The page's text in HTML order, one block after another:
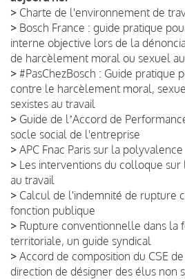
> Charte de l'environnement de
> Bosch France : guide pratique
interne objective lors de la
de harcèlement moral ou sexuel
> #PasChezBosch : Guide pratique
contre le harcèlement moral,
sexistes au travail
> Guide de lʼAccord de
socle social de l'entreprise
> APC Fnac Paris sur la polyvalence
> Les interventions du colloque
au travail
> Calcul de l'indemnité de rupture
fonction publique
> Rupture conventionnelle dans la
territoriale, un guide syndical
> Accord de composition du CSE
direction de désigner des élus non